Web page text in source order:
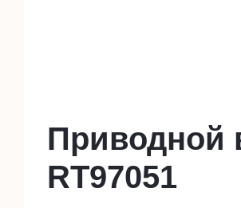
Приводной
RT97051